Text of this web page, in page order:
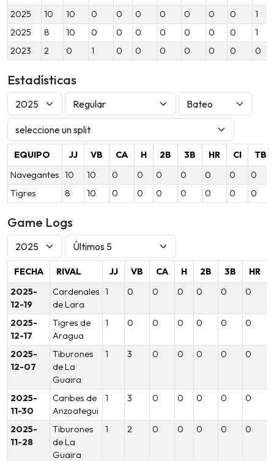
2025
10 10 0 0 0 0 0 0 0
1
2025
8 10 0 0 0 0 0 0 0
1
2023
2 0 1 0 0 0 0 0 0 0
Estadísticas
EQUIPO JJ VB CA H 2B 3B HR CI
TB
Navegantes 10 10 0 0 0 0 0 0
0
Tigres
8 10 0 0 0 0 0 0 0
Game Logs
FECHA RIVAL JJ VB CA H 2B 3B HR
2025-
12-19
Cardenales
de Lara
1 0 0 0 0 0 0
2025-
12-17
Tigres de
Aragua
1 0 0 0 0 0 0
2025-
12-07
Tiburones
de La
Guaira
1 3 0 0 0 0 0
2025-
11-30
Caribes de
Anzoategui
1 3 0 0 0 0 0
2025-
11-28
Tiburones
de La
Guaira
1 2 0 0 0 0 0